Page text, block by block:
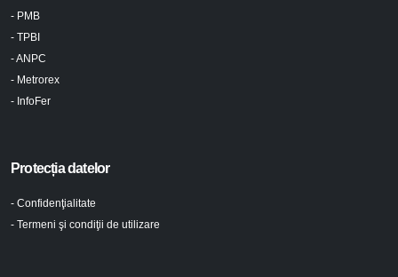
- PMB
- TPBI
- ANPC
- Metrorex
- InfoFer
Protecția datelor
- Confidenţialitate
- Termeni şi condiţii de utilizare